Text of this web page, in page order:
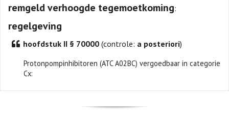
remgeld verhoogde tegemoetkoming:
regelgeving
hoofdstuk II § 70000 (controle: a posteriori)
Protonpompinhibitoren (ATC A02BC) vergoedbaar in categorie
Cx: